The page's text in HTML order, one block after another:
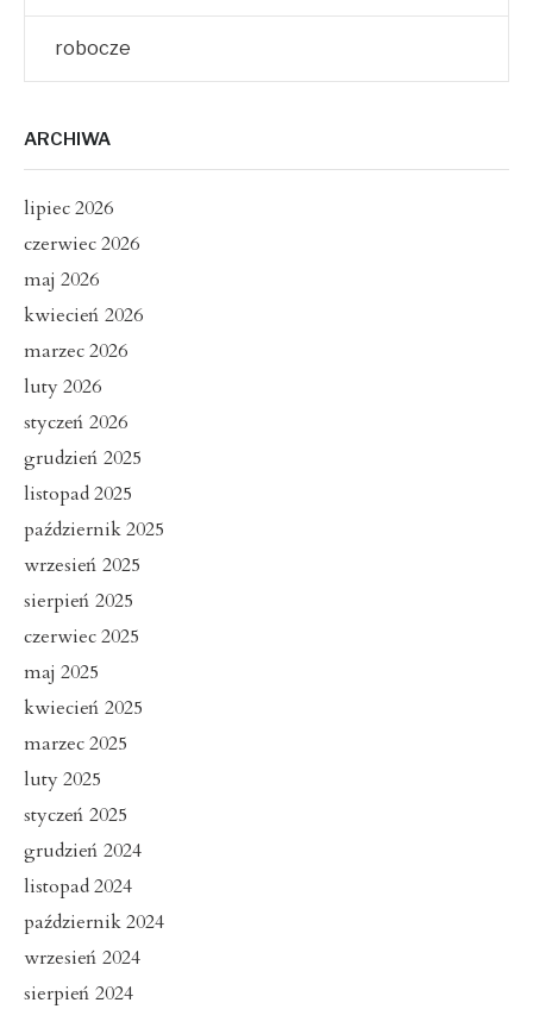
robocze
ARCHIWA
lipiec 2026
czerwiec 2026
maj 2026
kwiecień 2026
marzec 2026
luty 2026
styczeń 2026
grudzień 2025
listopad 2025
październik 2025
wrzesień 2025
sierpień 2025
czerwiec 2025
maj 2025
kwiecień 2025
marzec 2025
luty 2025
styczeń 2025
grudzień 2024
listopad 2024
październik 2024
wrzesień 2024
sierpień 2024